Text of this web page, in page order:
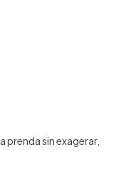
sin exagerar,